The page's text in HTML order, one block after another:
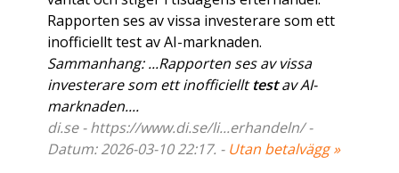
Rapporten ses av vissa investerare som ett
inofficiellt test av AI-marknaden.
Sammanhang: ...Rapporten ses av vissa
investerare som ett inofficiellttestav AI-
marknaden....
di.se - https://www.di.se/li...erhandeln/ -
Datum: 2026-03-10 22:17. - Utan betalvägg »